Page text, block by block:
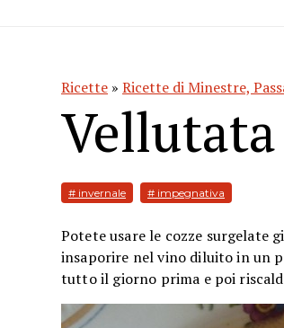
Ricette » Ricette di Minestre,
# invernale # impegnativa
Potete usare le cozze surgelate
insaporire nel vino diluito in un
tutto il giorno prima e poi